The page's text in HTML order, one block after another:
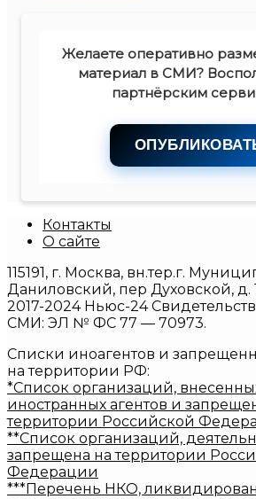
Желаете оперативно
материал в СМИ?
партнёрским
Контакты
О сайте
115191, г. Москва, вн.тер.г.
Даниловский, пер Духовской, д.
2017-2024 Ньюс-24
СМИ: ЭЛ № ФС 77 — 70973.
Списки иноагентов и
на территории РФ:
*Список организаций,
иностранных агентов и
территории Российской
**Список организаций,
запрещена на территории
Федерации
***Перечень НКО,